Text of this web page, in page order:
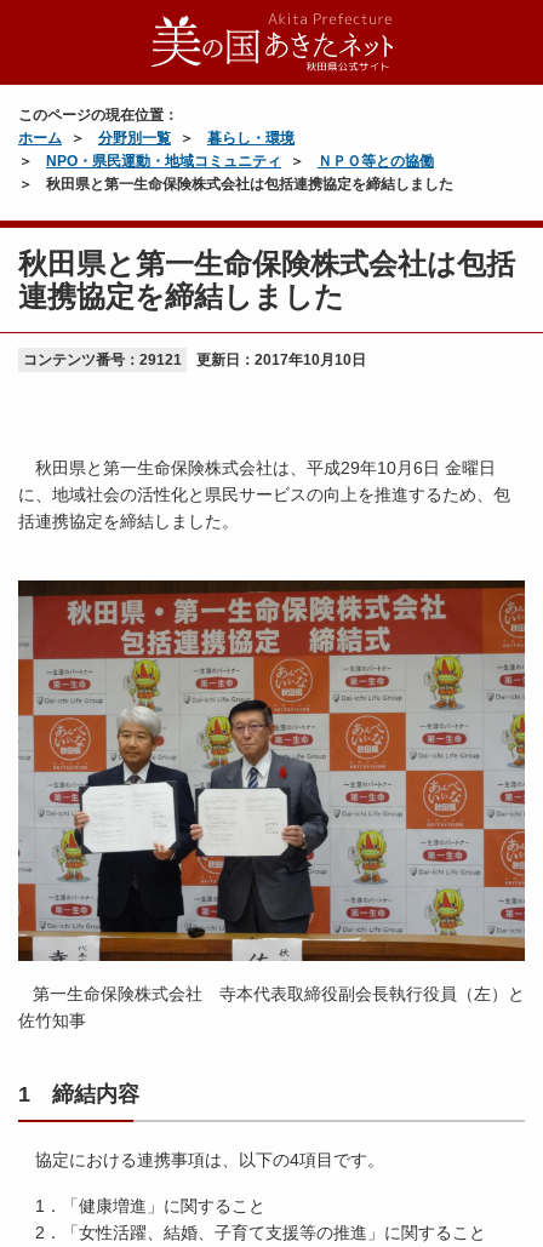
このページの現在位置：
ホーム
分野別一覧
暮らし・環境
NPO・県民運動・地域コミュニティ
ＮＰＯ等との協働
秋田県と第一生命保険株式会社は包括連携協定を締結しました
秋田県と第一生命保険株式会社は包括
連携協定を締結しました
コンテンツ番号：29121 更新日： 2017年10月10日
秋田県と第一生命保険株式会社は、平成29年10月6日 金曜日
に、地域社会の活性化と県民サービスの向上を推進するため、包
括連携協定を締結しました。
第一生命保険株式会社 寺本代表取締役副会長執行役員（左）と
佐竹知事
1 締結内容
協定における連携事項は、以下の4項目です。
1．「健康増進」に関すること
2．「女性活躍、結婚、子育て支援等の推進」に関すること